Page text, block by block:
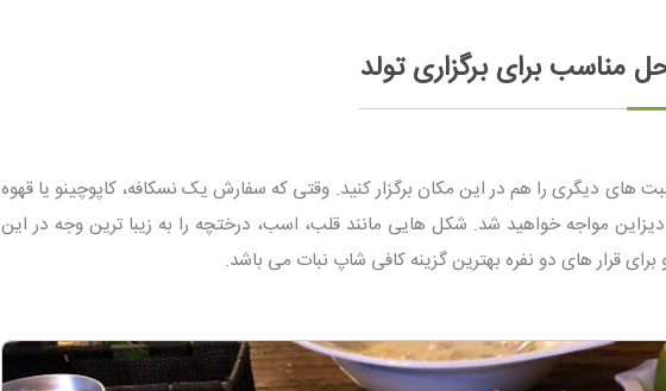
مناسب برای برگزاری تولد
های دیگری را هم در این مکان برگزار کنید. وقتی که سفارش یک نسکافه، کاپوچینو یا قهوه
مواجه خواهید شد. شکل هایی مانند قلب، اسب، درختچه را به زیبا ترین وجه در این
قرار های دو نفره بهترین گزینه کافی شاپ نبات می باشد.